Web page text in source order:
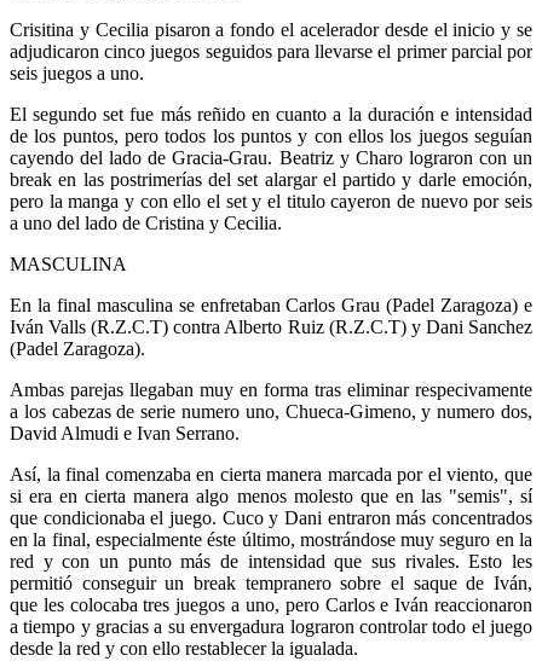
Crisitina y Cecilia pisaron a fondo el acelerador desde el inicio y se
adjudicaron cinco juegos seguidos para llevarse el primer parcial por
seis juegos a uno.
El segundo set fue más reñido en cuanto a la duración e intensidad
de los puntos, pero todos los puntos y con ellos los juegos seguían
cayendo del lado de Gracia-Grau. Beatriz y Charo lograron con un
break en las postrimerías del set alargar el partido y darle emoción,
pero la manga y con ello el set y el titulo cayeron de nuevo por seis
a uno del lado de Cristina y Cecilia.
MASCULINA
En la final masculina se enfretaban Carlos Grau (Padel Zaragoza) e
Iván Valls (R.Z.C.T) contra Alberto Ruiz (R.Z.C.T) y Dani Sanchez
(Padel Zaragoza).
Ambas parejas llegaban muy en forma tras eliminar respecivamente
a los cabezas de serie numero uno, Chueca-Gimeno, y numero dos,
David Almudi e Ivan Serrano.
Así, la final comenzaba en cierta manera marcada por el viento, que
si era en cierta manera algo menos molesto que en las "semis", sí
que condicionaba el juego. Cuco y Dani entraron más concentrados
en la final, especialmente éste último, mostrándose muy seguro en la
red y con un punto más de intensidad que sus rivales. Esto les
permitió conseguir un break tempranero sobre el saque de Iván,
que les colocaba tres juegos a uno, pero Carlos e Iván reaccionaron
a tiempo y gracias a su envergadura lograron controlar todo el juego
desde la red y con ello restablecer la igualada.